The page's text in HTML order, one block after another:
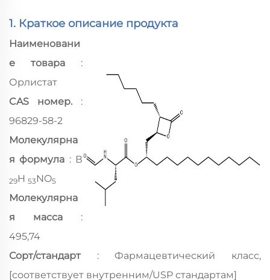
1. Краткое описание продукта
Наименовани
е товара :
Орлистат
CAS номер. :
96829-58-2
Молекулярна
я формула : В
29H 53 NO5
Молекулярна
я масса :
495,74
Сорт/стандарт : Фармацевтический класс,
[соответствует внутренним/USP стандартам]